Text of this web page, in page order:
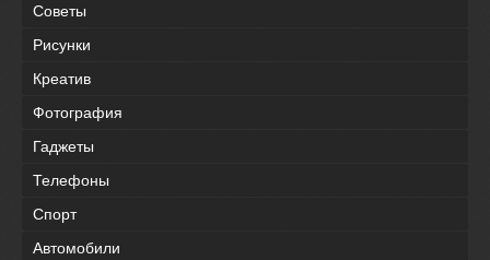
Советы
Рисунки
Креатив
Фотография
Гаджеты
Телефоны
Спорт
Автомобили